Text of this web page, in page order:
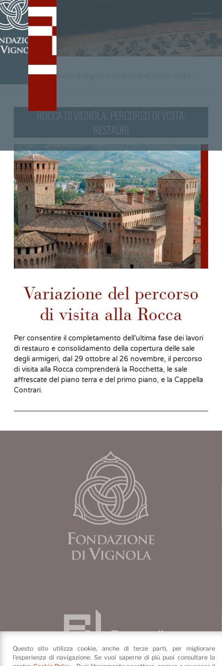
/tag Rocca di Vignola; percorso di visita; restauri
ROCCA DI VIGNOLA; PERCORSO DI VISITA;
RESTAURI
Variazione del percorso
di visita alla Rocca
Per consentire il completamento dell’ultima fase dei lavori
di restauro e consolidamento della copertura delle sale
degli armigeri, dal 29 ottobre al 26 novembre, il percorso
di visita alla Rocca comprenderà la Rocchetta, le sale
affrescate del piano terra e del primo piano, e la Cappella
Contrari.
Questo sito utilizza cookie, anche di terze parti, per migliorare
l'esperienza di navigazione. Se vuoi saperne di più puoi consultare la